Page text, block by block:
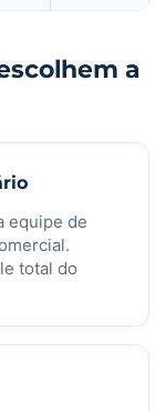
a
equipe de
total do